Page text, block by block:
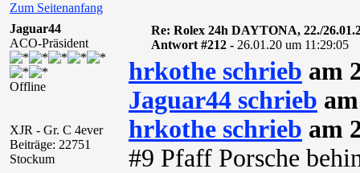
Zum Seitenanfang
Jaguar44
ACO-Präsident
Offline
XJR - Gr. C 4ever
Beiträge: 22751
Stockum
Re: Rolex 24h DAYTONA, 22./
Antwort #212 - 26.01.20 um 11:29:05
hrkothe schrieb am
Jaguar44 schrieb
hrkothe schrieb am
#9 Pfaff Porsche